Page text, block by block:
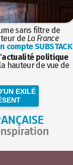
sans filtre de
de La France
compte SUBSTACK
actualité politique
hauteur de vue de
EXILÉ